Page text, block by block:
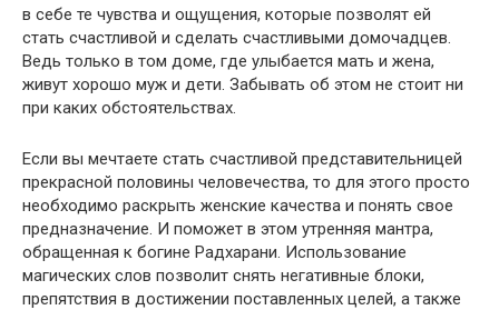
в себе те чувства и ощущения, которые позволят ей
стать счастливой и сделать счастливыми домочадцев.
Ведь только в том доме, где улыбается мать и жена,
живут хорошо муж и дети. Забывать об этом не стоит ни
при каких обстоятельствах.
Если вы мечтаете стать счастливой представительницей
прекрасной половины человечества, то для этого просто
необходимо раскрыть женские качества и понять свое
предназначение. И поможет в этом утренняя мантра,
обращенная к богине Радхарани. Использование
магических слов позволит снять негативные блоки,
препятствия в достижении поставленных целей, а также